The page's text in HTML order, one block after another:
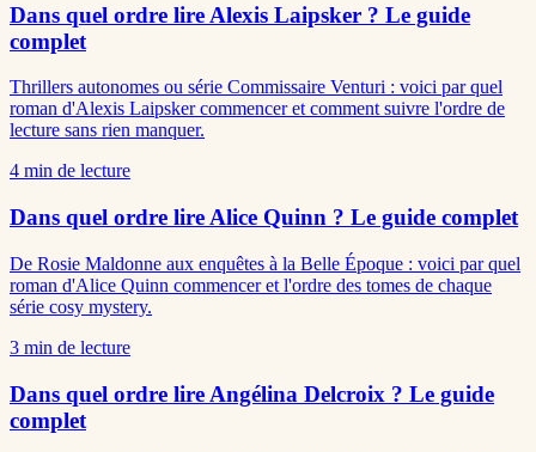
Dans quel ordre lire Alexis Laipsker ? Le guide
complet
Thrillers autonomes ou série Commissaire Venturi : voici par quel
roman d'Alexis Laipsker commencer et comment suivre l'ordre de
lecture sans rien manquer.
4 min de lecture
Dans quel ordre lire Alice Quinn ? Le guide complet
De Rosie Maldonne aux enquêtes à la Belle Époque : voici par quel
roman d'Alice Quinn commencer et l'ordre des tomes de chaque
série cosy mystery.
3 min de lecture
Dans quel ordre lire Angélina Delcroix ? Le guide
complet